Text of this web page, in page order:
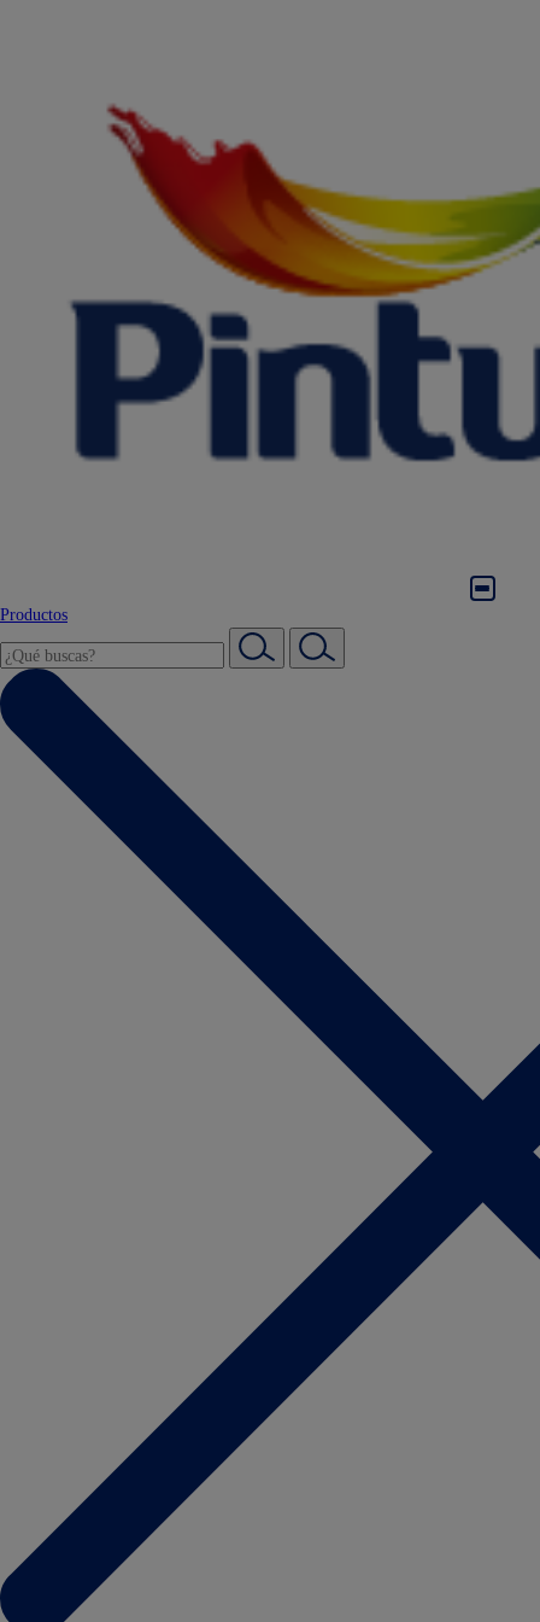
Productos